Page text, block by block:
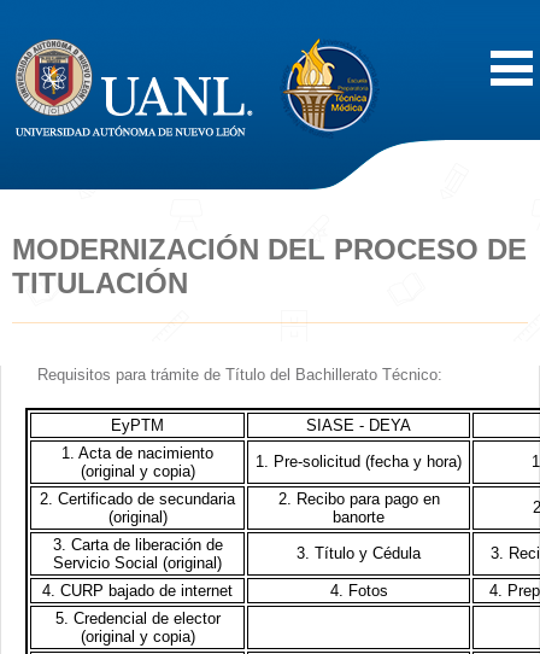
Acerca de
Vida Estudiantil
Servicios
Difusión
Contacto
MODERNIZACIÓN DEL PROCESO DE
TITULACIÓN
Requisitos para trámite de Título del Bachillerato Técnico:
EyPTM
SIASE - DEYA
1. Acta de nacimiento
(original y copia)
1. Pre-solicitud (fecha y hora)
2. Certificado de secundaria
(original)
2. Recibo para pago en
banorte
3. Carta de liberación de
Servicio Social (original)
3. Título y Cédula 3.
4. CURP bajado de internet 4. Fotos
4.
5. Credencial de elector
(original y copia)